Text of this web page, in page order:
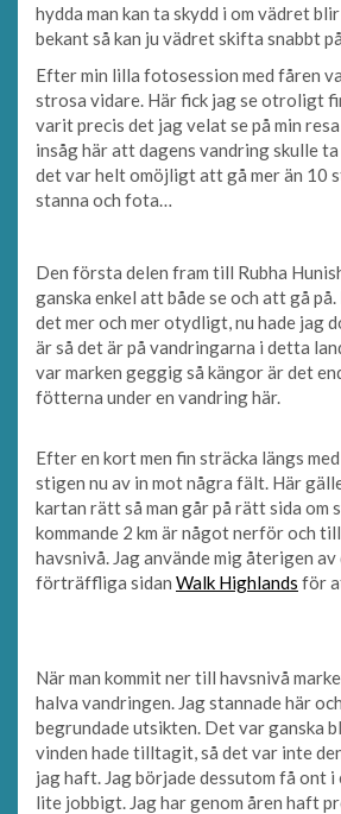
hydda man kan ta skydd i om vädret
bekant så kan ju vädret skifta snabbt
Efter min lilla fotosession med fåren
strosa vidare. Här fick jag se otroligt
varit precis det jag velat se på min
insåg här att dagens vandring skulle
det var helt omöjligt att gå mer än 10
stanna och fota…
Den första delen fram till Rubha
ganska enkel att både se och att gå
det mer och mer otydligt, nu hade jag
är så det är på vandringarna i detta
var marken geggig så kängor är det
fötterna under en vandring här.
Efter en kort men fin sträcka längs
stigen nu av in mot några fält. Här
kartan rätt så man går på rätt sida om
kommande 2 km är något nerför och
havsnivå. Jag använde mig återigen av
förträffliga sidan Walk Highlands för
När man kommit ner till havsnivå
halva vandringen. Jag stannade här
begrundade utsikten. Det var ganska
vinden hade tilltagit, så det var inte
jag haft. Jag började dessutom få ont
lite jobbigt. Jag har genom åren haft